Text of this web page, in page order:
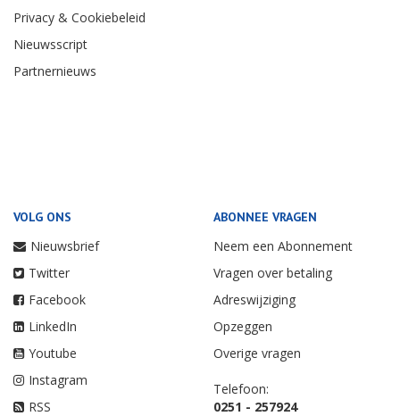
Privacy & Cookiebeleid
Nieuwsscript
Partnernieuws
VOLG ONS
Nieuwsbrief
Twitter
Facebook
LinkedIn
Youtube
Instagram
RSS
ABONNEE VRAGEN
Neem een Abonnement
Vragen over betaling
Adreswijziging
Opzeggen
Overige vragen
Telefoon:
0251 - 257924